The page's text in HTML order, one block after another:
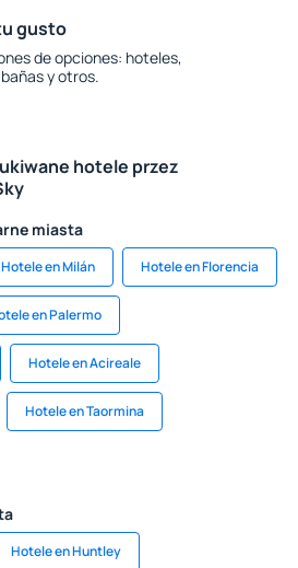
gusto
de opciones: hoteles,
y otros.
hotele przez
miasta
Hotele en Milán Hotele en Florencia
en Palermo
Hotele en Acireale
Hotele en Taormina
Hotele en Huntley